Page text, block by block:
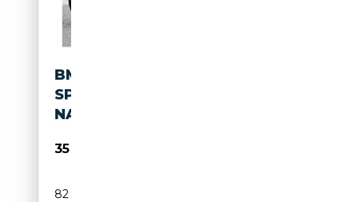
BMW X4 XDRIVE20D A M
SPORT HUD PANO ACC RFK
NAVI LM
35 990€
82 566 km